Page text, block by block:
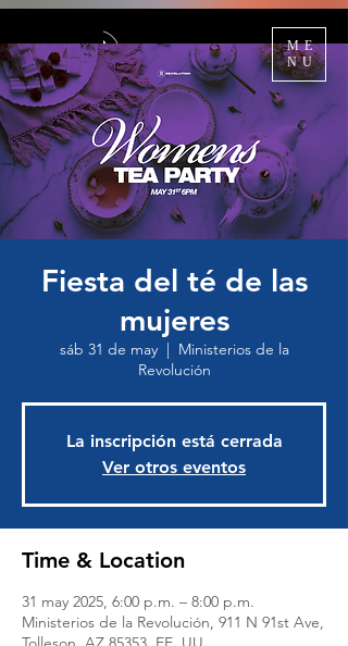
ME
NU
Fiesta del té de las
mujeres
sáb 31 de may
  |
Ministerios de la
Revolución
La inscripción está cerrada
Ver otros eventos
Time & Location
31 may 2025, 6:00 p.m. – 8:00 p.m.
Ministerios de la Revolución, 911 N 91st Ave,